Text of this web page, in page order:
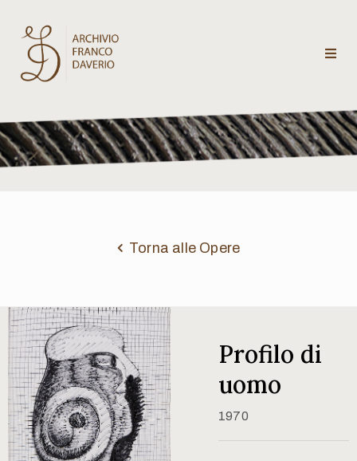
Archivio
Franco
Daverio
critici
Contatti
Torna alle Opere
Profilo di
uomo
1970